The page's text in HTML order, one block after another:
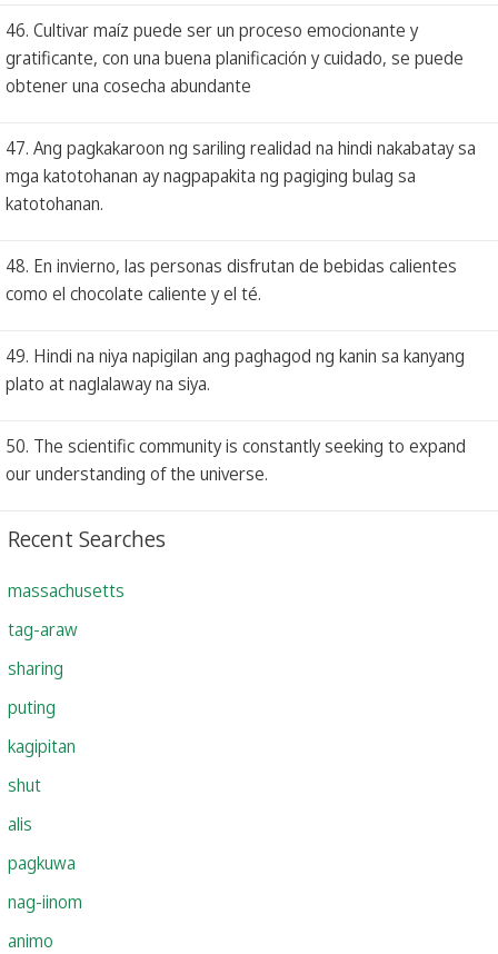
46. Cultivar maíz puede ser un proceso emocionante y
gratificante, con una buena planificación y cuidado, se puede
obtener una cosecha abundante
47. Ang pagkakaroon ng sariling realidad na hindi nakabatay sa
mga katotohanan ay nagpapakita ng pagiging bulag sa
katotohanan.
48. En invierno, las personas disfrutan de bebidas calientes
como el chocolate caliente y el té.
49. Hindi na niya napigilan ang paghagod ng kanin sa kanyang
plato at naglalaway na siya.
50. The scientific community is constantly seeking to expand
our understanding of the universe.
Recent Searches
massachusetts
tag-araw
sharing
puting
kagipitan
shut
alis
pagkuwa
nag-iinom
animo